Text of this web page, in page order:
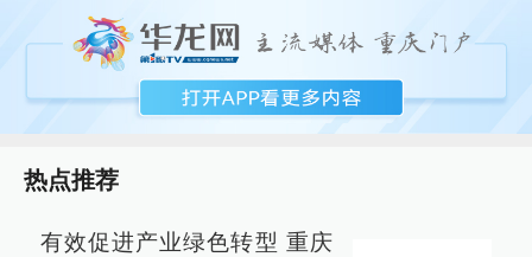
热点推荐
有效促进产业绿色转型 重庆